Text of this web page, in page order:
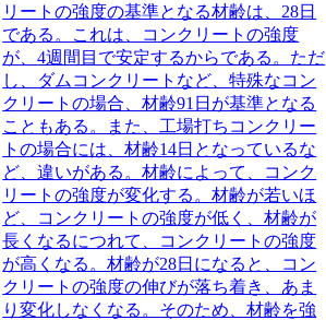
リートの強度の基準となる材齢は、 28日
である。これは、コンクリートの強度
が、4週間目で安定するからである。ただ
し、ダムコンクリートなど、特殊なコン
クリートの場合、材齢91日が基準となる
こともある。また、工場打ちコンクリー
トの場合には、材齢14日となっているな
ど、違いがある。材齢によって、コンク
リートの強度が変化する。材齢が若いほ
ど、コンクリートの強度が低く、材齢が
長くなるにつれて、コンクリートの強度
が高くなる。材齢が28日 になると、コン
クリートの強度の伸びが落ち着き、あま
り変化しなくなる。そのため、材齢を強